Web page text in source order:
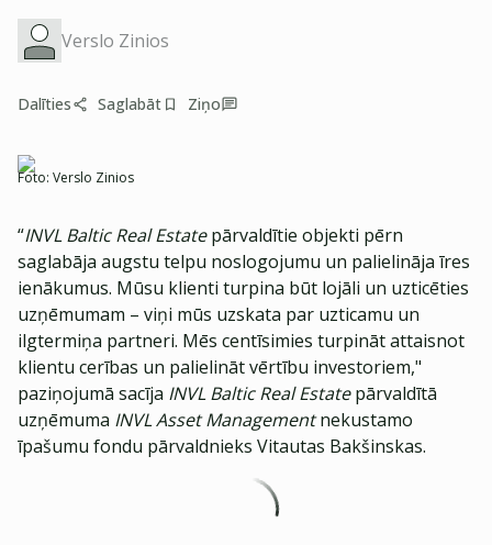
Verslo Zinios
Dalīties Saglabāt Ziņo
Foto: Verslo Zinios
“INVL Baltic Real Estatepārvaldītie objekti pērn
saglabāja augstu telpu noslogojumu un palielināja īres
ienākumus. Mūsu klienti turpina būt lojāli un uzticēties
uzņēmumam – viņi mūs uzskata par uzticamu un
ilgtermiņa partneri. Mēs centīsimies turpināt attaisnot
klientu cerības un palielināt vērtību investoriem,"
paziņojumā sacīja INVL Baltic Real Estatepārvaldītā
uzņēmuma INVL Asset Managementnekustamo
īpašumu fondu pārvaldnieks Vitautas Bakšinskas.